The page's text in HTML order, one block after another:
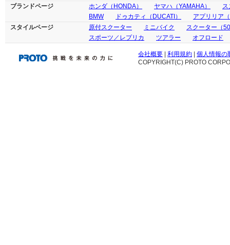
ブランドページ ホンダ（HONDA） ヤマハ（YAMAHA）
ス
BMW
ドゥカティ（DUCATI）
アプリリア
スタイルページ
原付スクーター ミニバイク
スクーター（
スポーツ／レプリカ
ツアラー オフロード
会社概要 利用規約
個人情報の
COPYRIGHT(C) PROTO